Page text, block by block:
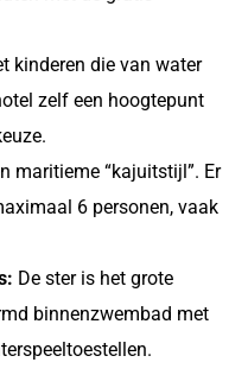
kinderen die van water
zelf een hoogtepunt
maritieme “kajuitstijl”. Er
6 personen, vaak
De ster is het grote
binnenzwembad met